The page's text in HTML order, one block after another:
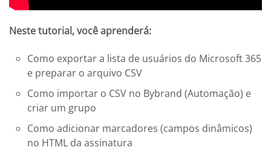
Neste tutorial, você aprenderá:
Como exportar a lista de usuários do Microsoft 365
e preparar o arquivo CSV
Como importar o CSV no Bybrand (Automação) e
criar um grupo
Como adicionar marcadores (campos dinâmicos)
no HTML da assinatura